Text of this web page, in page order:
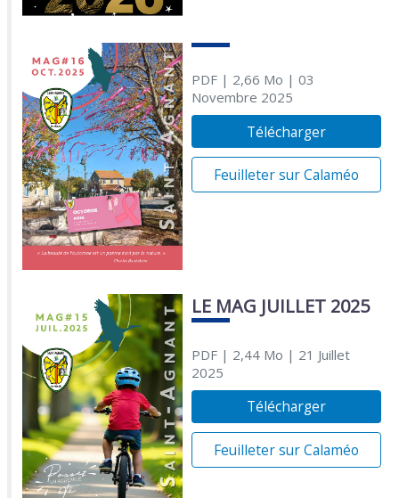
PDF| 2,66 Mo | 03
Novembre 2025
Télécharger
Feuilleter sur Calaméo
LE MAG JUILLET 2025
PDF| 2,44 Mo | 21 Juillet
2025
Télécharger
Feuilleter sur Calaméo